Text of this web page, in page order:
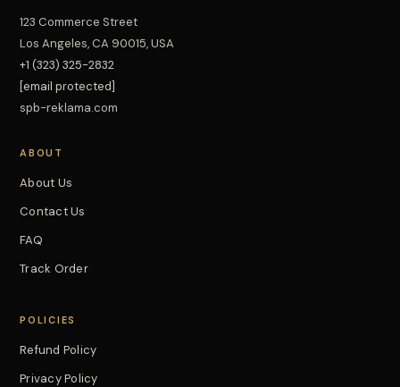
123 Commerce Street
Los Angeles, CA 90015, USA
+1 (323) 325-2832
[email protected]
spb-reklama.com
ABOUT
About Us
Contact Us
FAQ
Track Order
POLICIES
Refund Policy
Privacy Policy